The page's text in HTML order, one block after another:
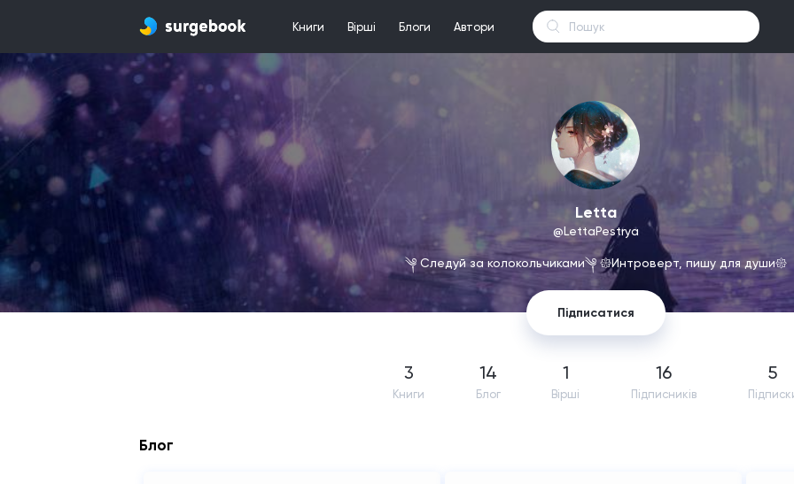
Книги Вірші Блоги Автори
Letta
@LettaPestrya
༆ Следуй за колокольчиками༆ 𑁍Интроверт, пишу для души𑁍
Підписатися
3
Книги
14
Блог
1
Вірші
16
Підпиcників
5
Блог